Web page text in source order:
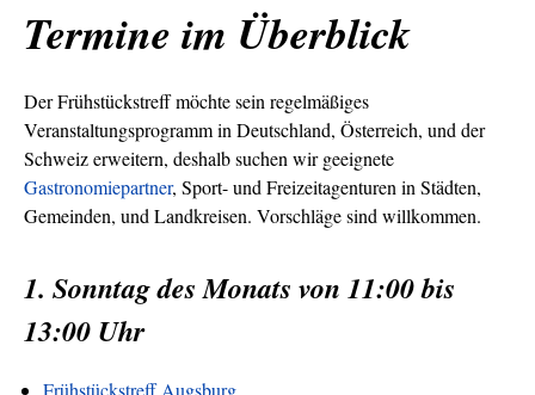
Termine im Überblick
Der Frühstückstreff möchte sein regelmäßiges
Veranstaltungsprogramm in Deutschland, Österreich, und der
Schweiz erweitern, deshalb suchen wir geeignete
Gastronomiepartner, Sport- und Freizeitagenturen in Städten,
Gemeinden, und Landkreisen. Vorschläge sind willkommen.
1. Sonntag des Monats von 11:00 bis
13:00 Uhr
Frühstückstreff Augsburg